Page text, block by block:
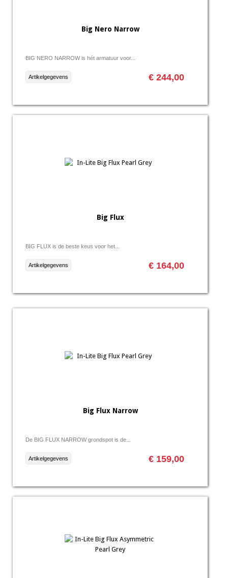
Big Nero Narrow
BIG NERO NARROW is hét armatuur voor...
€ 244,00
Artikelgegevens
Big Flux
BIG FLUX is de beste keus voor het...
€ 164,00
Artikelgegevens
Big Flux Narrow
De BIG FLUX NARROW grondspot is de...
€ 159,00
Artikelgegevens